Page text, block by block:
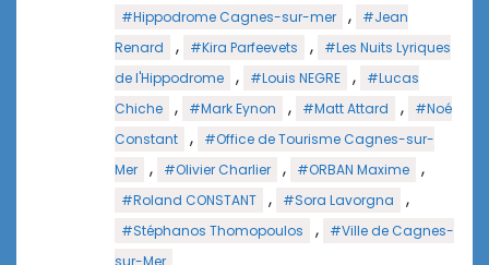
#Hippodrome Cagnes-sur-mer ,
#Jean
Renard
, #Kira Parfeevets ,
#Les Nuits Lyriques
de l'Hippodrome
, #Louis NEGRE ,
#Lucas
Chiche
, #Mark Eynon , #Matt Attard ,
#Noé
Constant
,
#Office de Tourisme Cagnes-sur-
Mer
, #Olivier Charlier , #ORBAN Maxime ,
#Roland CONSTANT , #Sora Lavorgna ,
#Stéphanos Thomopoulos ,
#Ville de Cagnes-